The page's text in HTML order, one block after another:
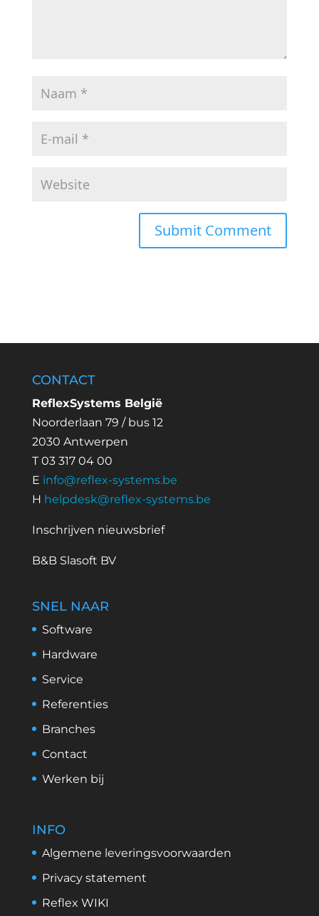
CONTACT
ReflexSystems België
Noorderlaan 79 / bus 12
2030 Antwerpen
T 03 317 04 00
E info@reflex-systems.be
H helpdesk@reflex-systems.be
Inschrijven nieuwsbrief
B&B Slasoft BV
SNEL NAAR
Software
Hardware
Service
Referenties
Branches
Contact
Werken bij
INFO
Algemene leveringsvoorwaarden
Privacy statement
Reflex WIKI